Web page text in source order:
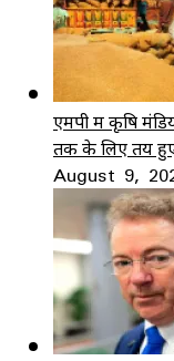
एमपी में कृषि
तक के लिए तय हुए
August 9,